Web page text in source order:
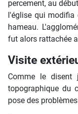
percement, au
l'église qui
hameau.
fut alors rattachée
Visite
Comme le disent
topographique du
pose des